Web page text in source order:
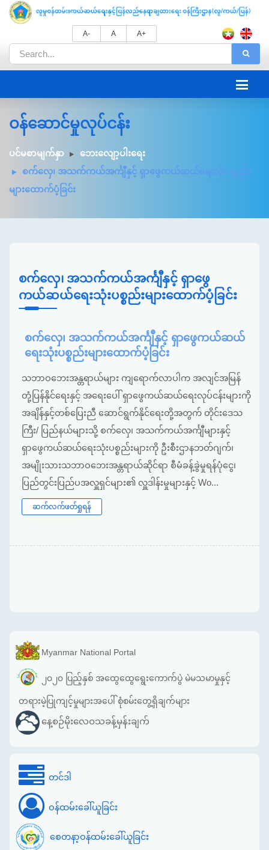
A- A A+
ဝန်ဆောင်မှုလုပ်ငန်း
ပင်မစာမျက်နှာ
ဘေးလျော့ပါးရေး
စက်လှေ၊ အသက်ကယ်အင်္ကျီနှင့် ရှာဖွေကယ်ဆယ်ရေးသုံးပစ္စည်း
များထောက်ပံ့ခြင်း
စက်လှေ၊ အသက်ကယ်အင်္ကျီနှင့် ရှာဖွေ
ကယ်ဆယ်ရေးသုံးပစ္စည်းများထောက်ပံ့ခြင်း
စက်လှေ၊ အသက်ကယ်အင်္ကျီနှင့် ရှာဖွေကယ်ဆယ်
ရေးသုံးပစ္စည်းများထောက်ပံ့ခြင်း
သဘာဝဘေးအန္တရာယ်များ ကျရောက်လာပါက အလျင်အမြန်
တုံ့ပြန်နိုင်ရေးနှင့် အရေးပေါ် ရှာဖွေကယ်ဆယ်ရေးလုပ်ငန်းများကို
အချိန်နှင့်တစ်ပြေးညီ ဆောင်ရွက်နိုင်ရေးတို့အတွက် တိုင်းဒေသ
ကြီး/ ပြည်နယ်များသို့ စက်လှေ၊ အသက်ကယ်အင်္ကျီများနှင့်
ရှာဖွေကယ်ဆယ်ရေးသုံးပစ္စည်းများကို ဦးစီးဌာနဘတ်ဂျက်၊
အမျိုးသားသဘာဝဘေးအန္တရာယ်ဆိုင်ရာ စီမံခန့်ခွဲမှုရန်ပုံငွေ၊
ပြည်တွင်းပြည်ပအလှူရှင်များ၏ လှူဒါန်းမှုများနှင့် Wo...
ဆက်လက်ဖတ်ရှုရန်
Myanmar National Portal
၂၀၂၀ ပြည့်နှစ် အထွေထွေရွေးကောက်ပွဲ မဲမသမာမှုနှင့်
တရားမဲ့ပြုကျင့်မှုများအပေါ် စုံစမ်းတွေ့ရှိချက်များ
နေ့စဉ်မိုးလေဝသခန့်မှန်းချက်
တင်ဒါ
ဝန်ထမ်းခေါ်ယူခြင်း
စေတနာ့ဝန်ထမ်းခေါ်ယူခြင်း